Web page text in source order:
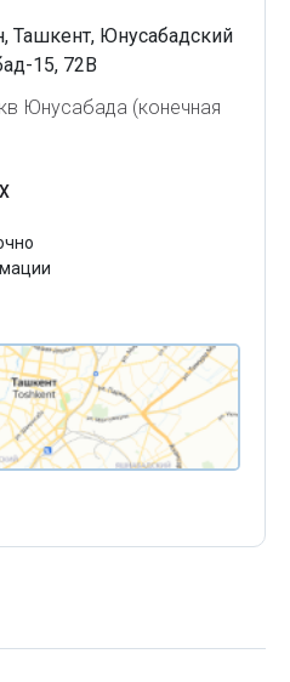
Ташкент, Юнусабадский
15, 72В
Юнусабада (конечная